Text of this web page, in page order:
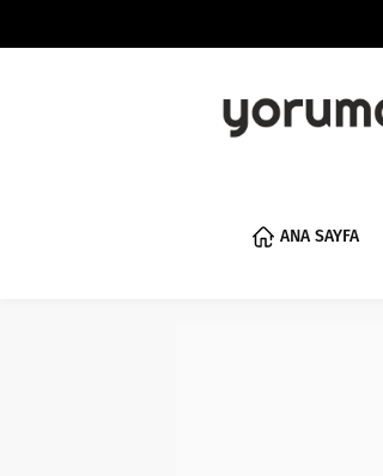
ANA SAYFA